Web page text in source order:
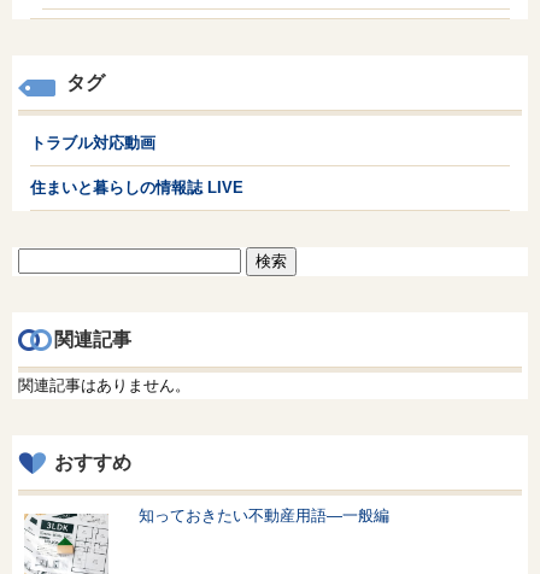
タグ
トラブル対応動画
住まいと暮らしの情報誌 LIVE
関連記事
関連記事はありません。
おすすめ
知っておきたい不動産用語—一般編